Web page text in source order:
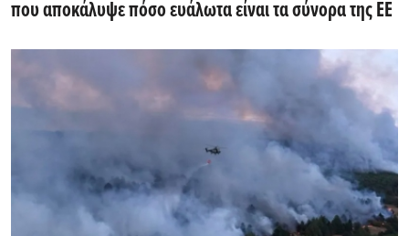
που αποκάλυψε πόσο ευάλωτα είναι τα σύνορα της ΕΕ